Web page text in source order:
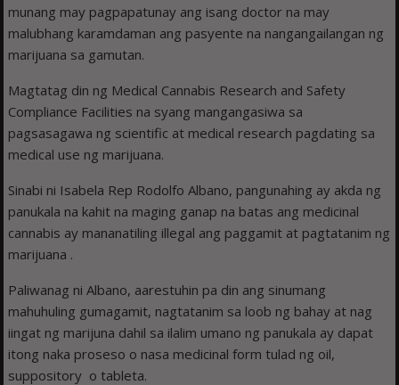
munang may pagpapatunay ang isang doctor na may
malubhang karamdaman ang pasyente na nangangailangan ng
marijuana sa gamutan.
Magtatag din ng Medical Cannabis Research and Safety
Compliance Facilities na syang mangangasiwa sa
pagsasagawa ng scientific at medical research pagdating sa
medical use ng marijuana.
Sinabi ni Isabela Rep Rodolfo Albano, pangunahing ay akda ng
panukala na kahit na maging ganap na batas ang medicinal
cannabis ay mananatiling illegal ang paggamit at pagtatanim ng
marijuana .
Paliwanag ni Albano, aarestuhin pa din ang sinumang
mahuhuling gumagamit, nagtatanim sa loob ng bahay at nag
iingat ng marijuna dahil sa ilalim umano ng panukala ay dapat
itong naka proseso o nasa medicinal form tulad ng oil,
suppository o tableta.